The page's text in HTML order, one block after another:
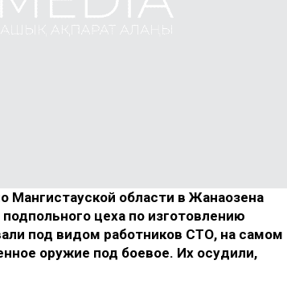
Мангистауской области в Жанаозена
цеха по изготовлению
под видом работников СТО, на самом
оружие под боевое. Их осудили,